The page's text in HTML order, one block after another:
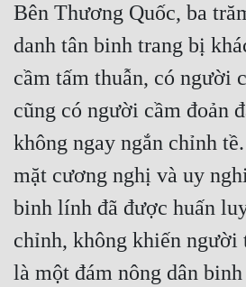
Bên Thương Quốc, ba
danh tân binh trang bị
cầm tấm thuẫn, có người
cũng có người cầm đoản
không ngay ngắn chỉnh
mặt cương nghị và uy
binh lính đã được huấn
chỉnh, không khiến người
là một đám nông dân